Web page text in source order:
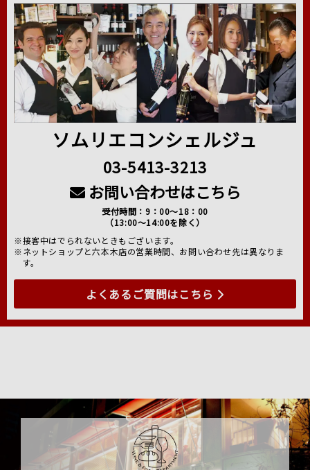
ソムリエコンシェルジュ
03-5413-3213
お問い合わせはこちら
受付時間：9：00～18：00
（13:00～14:00を除く）
※接客中はでられないときもございます。
※ネットショップと六本木店の営業時間、お問い合わせ先は異なりま
す。
よくあるご質問はこちら